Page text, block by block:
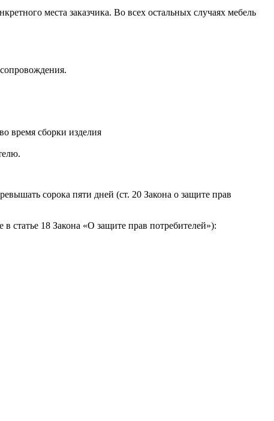
места заказчика. Во всех остальных случаях мебель
время сборки изделия
сорока пяти дней (ст. 20 Закона о защите прав
статье 18 Закона «О защите прав потребителей»):